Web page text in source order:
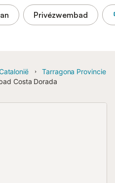
Privézwembad
Tarragona Provincie
Costa Dorada